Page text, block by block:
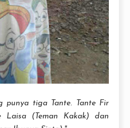
punya tiga Tante. Tante Fir
Laisa (Teman Kakak) dan